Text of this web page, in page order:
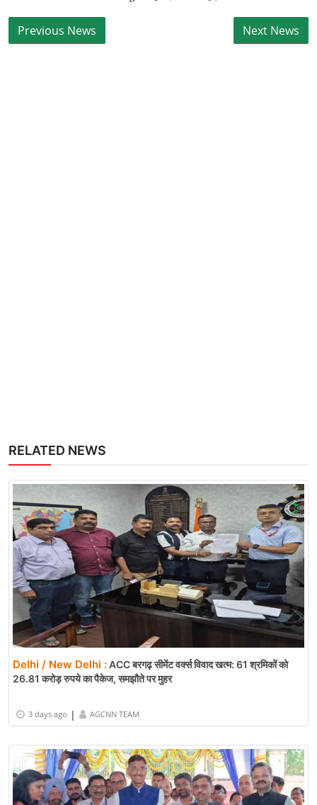
RELATED NEWS
Delhi / New Delhi :ACC बरगढ़ सीमेंट वर्क्स विवाद खत्म: 61 श्रमिकों को
26.81 करोड़ रुपये का पैकेज, समझौते पर मुहर
3 days ago | AGCNN TEAM